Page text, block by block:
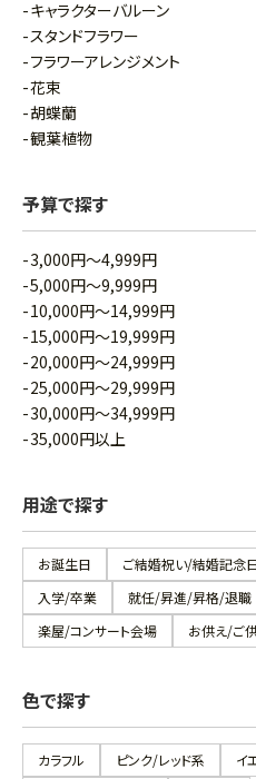
キャラクターバルーン
スタンドフラワー
フラワーアレンジメント
花束
胡蝶蘭
観葉植物
予算で探す
3,000円～4,999円
5,000円～9,999円
10,000円～14,999円
15,000円～19,999円
20,000円～24,999円
25,000円～29,999円
30,000円～34,999円
35,000円以上
用途で探す
お誕生日 ご結婚祝い/結婚記念
入学/卒業
就任/昇進/昇格/退職
楽屋/コンサート会場
お供え/ご
色で探す
カラフル ピンク/レッド系
イ